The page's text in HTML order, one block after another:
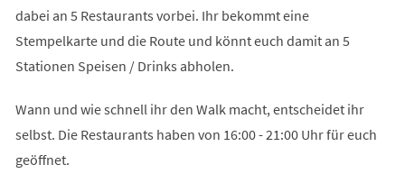
dabei an 5 Restaurants vorbei. Ihr bekommt eine
Stempelkarte und die Route und könnt euch damit an 5
Stationen Speisen / Drinks abholen.
Wann und wie schnell ihr den Walk macht, entscheidet ihr
selbst. Die Restaurants haben von 16:00 - 21:00 Uhr für euch
geöffnet.